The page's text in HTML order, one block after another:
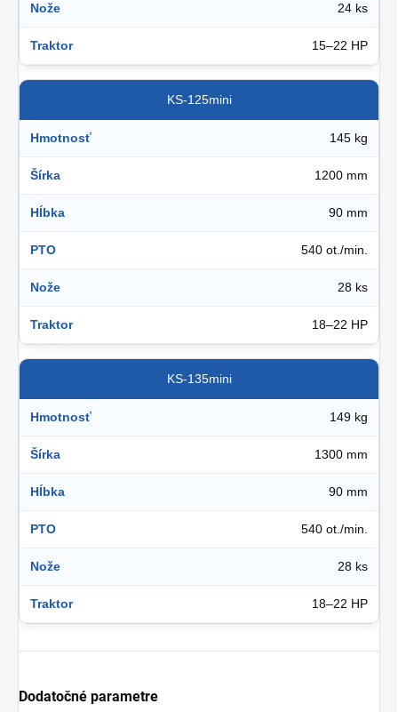
Nože 24 ks
Traktor 15–22 HP
KS-125mini
Hmotnosť 145 kg
Šírka 1200 mm
Hĺbka 90 mm
PTO 540 ot./min.
Nože 28 ks
Traktor 18–22 HP
KS-135mini
Hmotnosť 149 kg
Šírka 1300 mm
Hĺbka 90 mm
PTO 540 ot./min.
Nože 28 ks
Traktor 18–22 HP
Dodatočné parametre